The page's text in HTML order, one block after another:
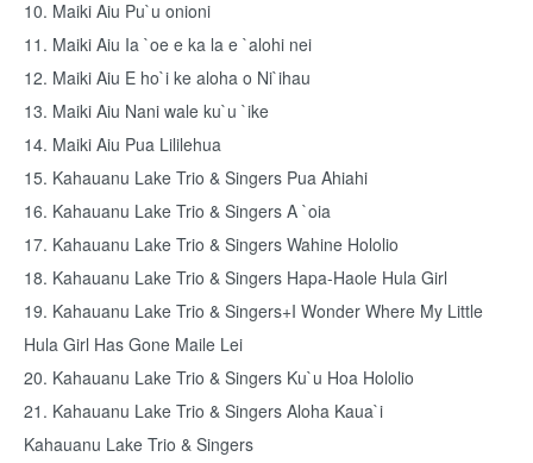
10. Maiki Aiu Pu`u onioni
11. Maiki Aiu Ia `oe e ka la e `alohi nei
12. Maiki Aiu E ho`i ke aloha o Ni`ihau
13. Maiki Aiu Nani wale ku`u `ike
14. Maiki Aiu Pua Lililehua
15. Kahauanu Lake Trio & Singers Pua Ahiahi
16. Kahauanu Lake Trio & Singers A `oia
17. Kahauanu Lake Trio & Singers Wahine Hololio
18. Kahauanu Lake Trio & Singers Hapa-Haole Hula Girl
19. Kahauanu Lake Trio & Singers+I Wonder Where My Little
Hula Girl Has Gone Maile Lei
20. Kahauanu Lake Trio & Singers Ku`u Hoa Hololio
21. Kahauanu Lake Trio & Singers Aloha Kaua`i
Kahauanu Lake Trio & Singers